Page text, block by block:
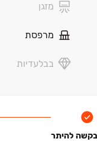
מזגן
מרפסת
בבלעדיות
להיתר